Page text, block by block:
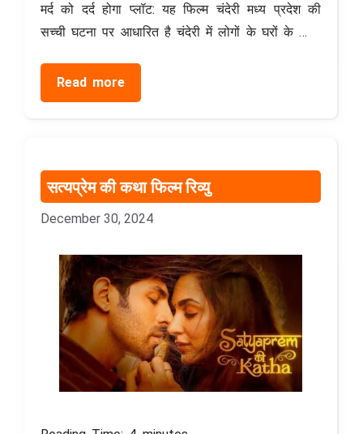
मर्द को दर्द होगा प्लॉट: यह फिल्म चंदेरी मध्य प्रदेश की
सच्ची घटना पर आधारित है चंदेरी में लोगों के घरों के …
Read more
सत्यप्रेम की कथा फिल्म रिव्यु
December 30, 2024